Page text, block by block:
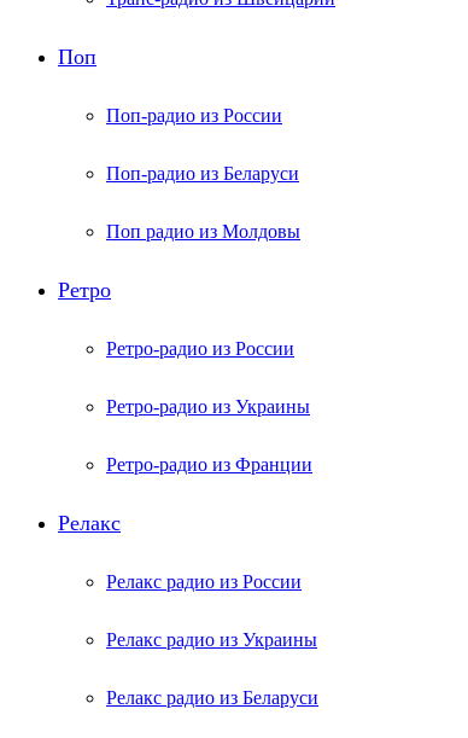
Поп
Поп-радио из России
Поп-радио из Беларуси
Поп радио из Молдовы
Ретро
Ретро-радио из России
Ретро-радио из Украины
Ретро-радио из Франции
Релакс
Релакс радио из России
Релакс радио из Украины
Релакс радио из Беларуси